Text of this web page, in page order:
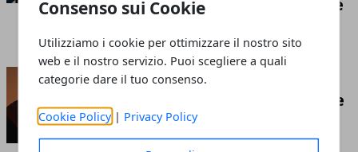
Consenso sui Cookie
Utilizziamo i cookie per ottimizzare il nostro sito
web e il nostro servizio. Puoi scegliere a quali
categorie dare il tuo consenso.
Cookie Policy | Privacy Policy
competizione economica globale
Insufflaggio nell’edilizia: ecco
cos’è e tutto ciò che c’è da sapere
riguardo questa tecnica